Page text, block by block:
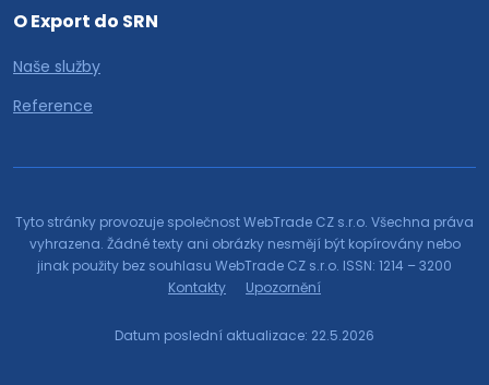
O Export do SRN
Naše služby
Reference
Tyto stránky provozuje společnost WebTrade CZ s.r.o. Všechna práva
vyhrazena. Žádné texty ani obrázky nesmějí být kopírovány nebo
jinak použity bez souhlasu WebTrade CZ s.r.o. ISSN: 1214 – 3200
Kontakty
Upozornění
Datum poslední aktualizace: 22.5.2026